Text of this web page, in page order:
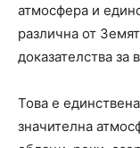
атмосфера и
различна от
доказателства за
Това е
значителна